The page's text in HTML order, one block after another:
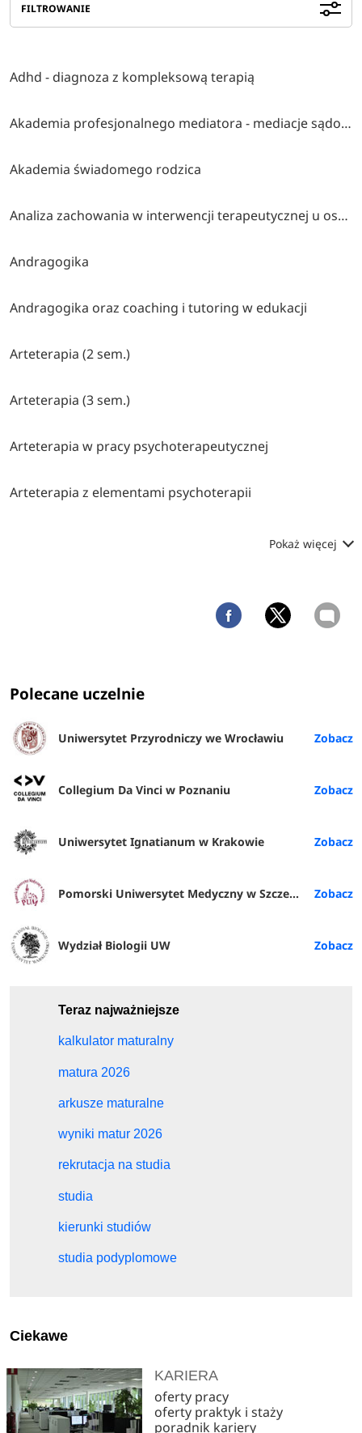
FILTROWANIE
Adhd - diagnoza z kompleksową terapią
Akademia profesjonalnego mediatora - mediacje sądowe i pozasądowe
Akademia świadomego rodzica
Analiza zachowania w interwencji terapeutycznej u osób z autyzmem i trudnościami rozwojowymi lub behawioralnymi
Andragogika
Andragogika oraz coaching i tutoring w edukacji
Arteterapia (2 sem.)
Arteterapia (3 sem.)
Arteterapia w pracy psychoterapeutycznej
Arteterapia z elementami psychoterapii
Pokaż więcej
Polecane uczelnie
Uniwersytet Przyrodniczy we Wrocławiu
Collegium Da Vinci w Poznaniu
Uniwersytet Ignatianum w Krakowie
Pomorski Uniwersytet Medyczny w Szczecinie
Wydział Biologii UW
Teraz najważniejsze
kalkulator maturalny
matura 2026
arkusze maturalne
wyniki matur 2026
rekrutacja na studia
studia
kierunki studiów
studia podyplomowe
Ciekawe
KARIERA
oferty pracy
oferty praktyk i staży
poradnik kariery